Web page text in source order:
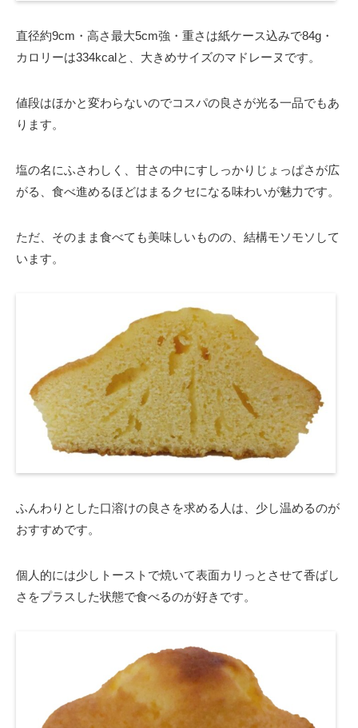
直径約9cm・高さ最大5cm強・重さは紙ケース込みで84g・
カロリーは334kcalと、大きめサイズのマドレーヌです。
値段はほかと変わらないのでコスパの良さが光る一品でもあ
ります。
塩の名にふさわしく、甘さの中にすしっかりじょっぱさが広
がる、食べ進めるほどはまるクセになる味わいが魅力です。
ただ、そのまま食べても美味しいものの、結構モソモソして
います。
ふんわりとした口溶けの良さを求める人は、少し温めるのが
おすすめです。
個人的には少しトーストで焼いて表面カリっとさせて香ばし
さをプラスした状態で食べるのが好きです。